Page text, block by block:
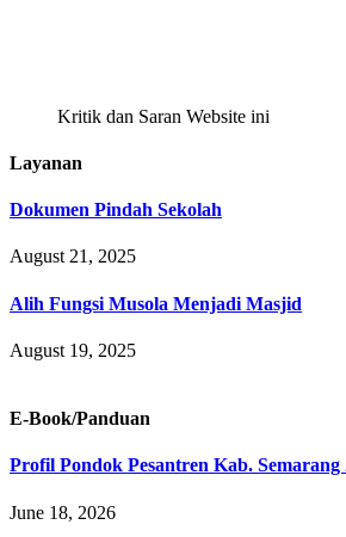
Kritik dan Saran Website ini
Layanan
Dokumen Pindah Sekolah
August 21, 2025
Alih Fungsi Musola Menjadi Masjid
August 19, 2025
E-Book/Panduan
Profil Pondok Pesantren Kab. Semarang
June 18, 2026